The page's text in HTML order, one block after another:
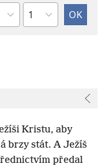
Kapitola
Kristu, aby
brzy stát. A Ježíš
předal